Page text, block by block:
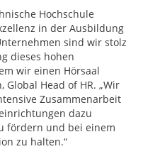
Hochschule
in der Ausbildung
sind wir stolz
dieses hohen
wir einen Hörsaal
Global Head of HR. „Wir
Zusammenarbeit
dazu
fördern und bei einem
zu halten.“